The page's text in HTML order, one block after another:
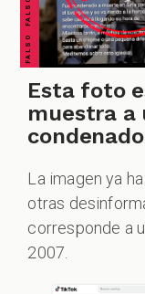
Esta foto
muestra a
La imagen ya
otras
corresponde a
2007.